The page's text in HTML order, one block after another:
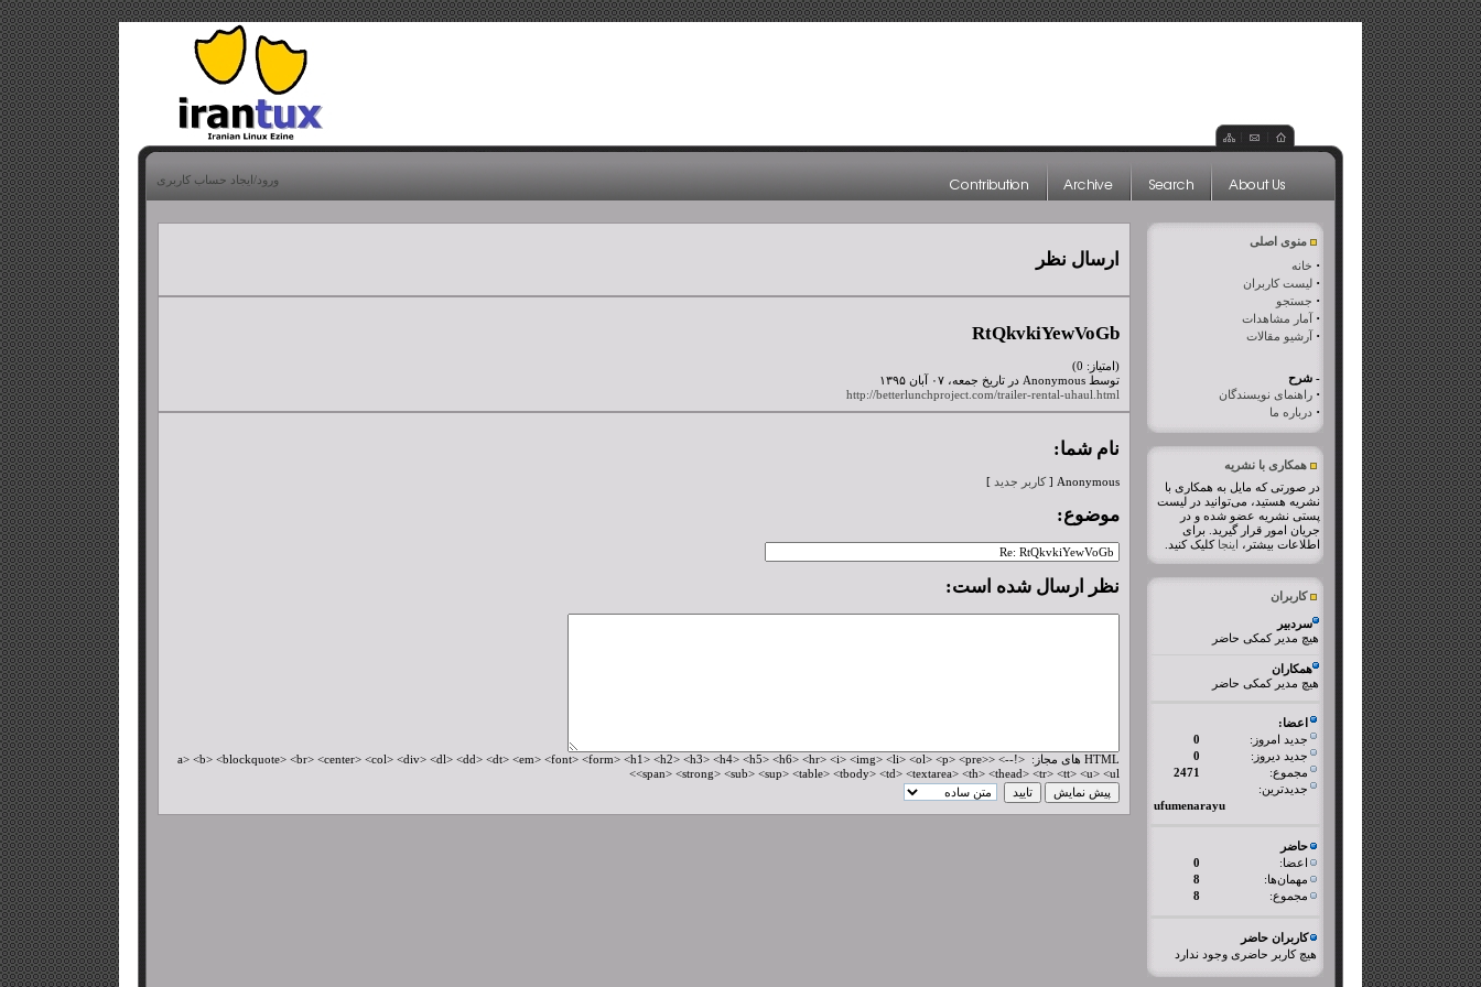
ورود/ایجاد حساب کاربری
منوی اصلی
· خانه
· لیست کاربران
· جستجو
· آمار مشاهدات
· آرشیو مقالات
- شرح
· راهنمای نویسندگان
· درباره ما
همکاری با نشریه
در صورتی که مایل به همکاری با
نشریه هستید، می‌توانید در لیست
پستی نشریه عضو شده و در
جریان امور قرار گیرید. برای
اطلاعات بیشتر، اینجا کلیک کنید.
کاربران
سردبیر
هیچ مدیر کمکی حاضر
همکاران
هیچ مدیر کمکی حاضر
اعضا:
جدید امروز:
0
جدید دیروز:
0
مجموع:
2471
جدیدترین:
ufumenarayu
حاضر
اعضا:
0
مهمان‌ها:
8
مجموع:
8
کاربران حاضر
هیچ کاربر حاضری وجود ندارد
ارسال نظر
RtQkvkiYewVoGb
(امتیاز: 0)
توسط Anonymous در تاریخ جمعه، ۰۷ آبان ۱۳۹۵
http://betterlunchproject.com/trailer-rental-uhaul.html
نام شما:
Anonymous [ کاربر جدید ]
موضوع:
نظر ارسال شده است:
HTML های مجاز: <!--> <a> <b> <blockquote> <br> <center> <col> <div> <dl> <dd> <dt> <em> <font> <form> <h1> <h2> <h3> <h4> <h5> <h6> <hr> <i> <img> <li> <ol> <p> <pre>
<span> <strong> <sub> <sup> <table> <tbody> <td> <textarea> <th> <thead> <tr> <tt> <u> <ul>